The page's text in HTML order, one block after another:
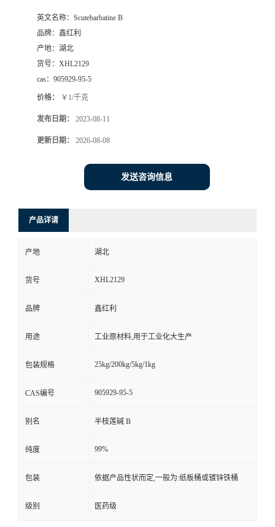
英文名称： Scutebarbatine B
品牌： 鑫红利
产地： 湖北
货号： XHL2129
cas： 905929-95-5
价格： ￥1/千克
发布日期： 2023-08-11
更新日期： 2026-08-08
发送咨询信息
产品详请
产地 湖北
货号 XHL2129
品牌 鑫红利
用途 工业原材料,用于工业化大生产
包装规格 25kg/200kg/5kg/1kg
CAS编号 905929-95-5
别名 半枝莲碱 B
纯度 99%
包装 依据产品性状而定,一般为:纸板桶或镀锌铁桶
级别 医药级